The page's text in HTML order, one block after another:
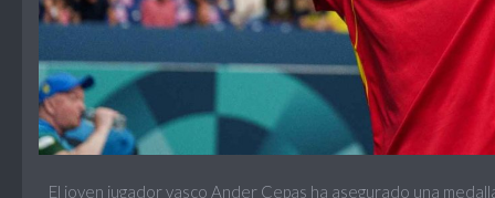
El joven jugador vasco Ander Cepas ha asegurado una